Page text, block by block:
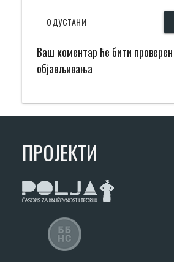
ОДУСТАНИ
Ваш коментар ће бити
објављивања
ПРОЈЕКТИ